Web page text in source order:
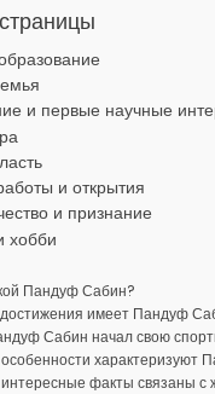
и первые научные
и открытия
и признание
хобби
Пандуф Сабин?
имеет Пандуф
Сабин начал свою
особенности характеризуют
интересные факты связаны